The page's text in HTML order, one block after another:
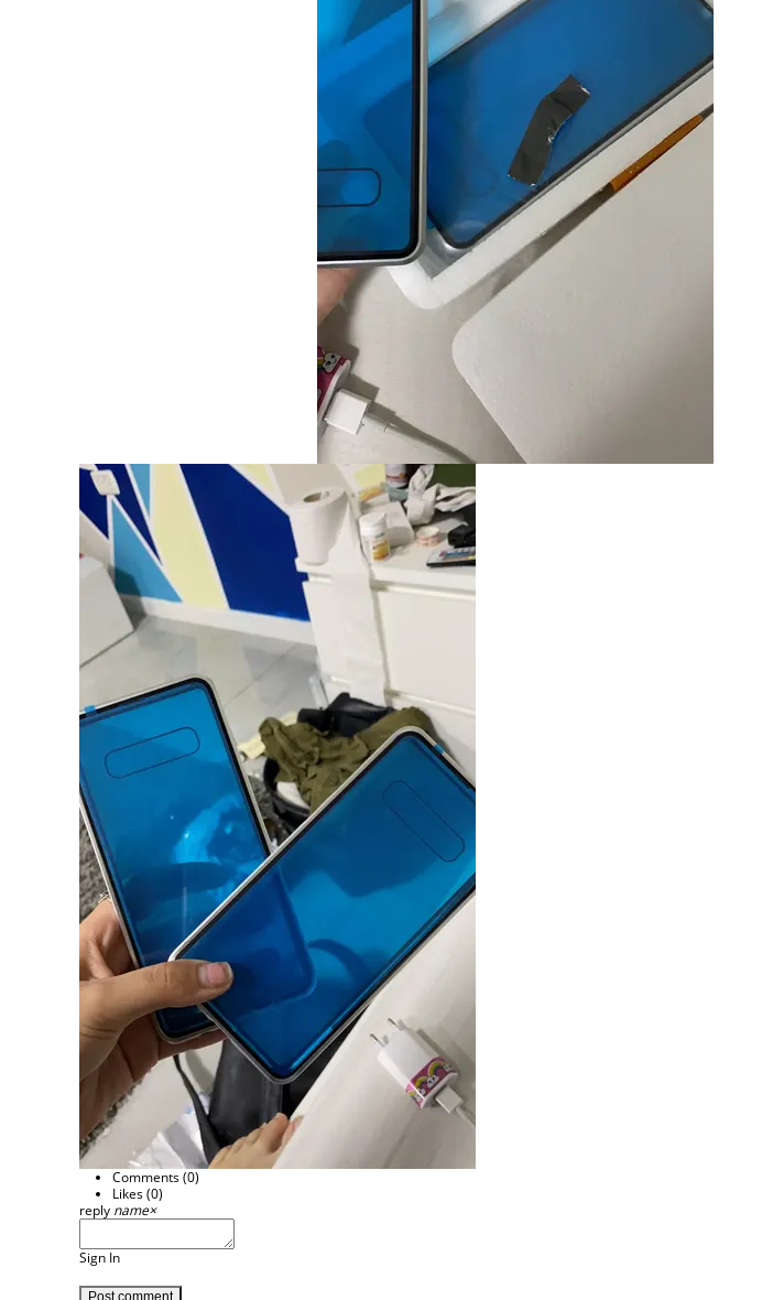
Comments (0)
Likes (0)
reply name×
Sign In
Post comment